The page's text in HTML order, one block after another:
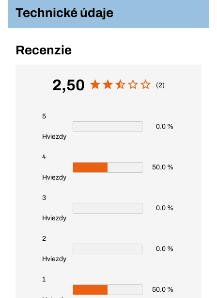
Technické údaje
Recenzie
2,50 (2)
5
Hviezdy
0.0 %
4
Hviezdy
50.0 %
3
Hviezdy
0.0 %
2
Hviezdy
0.0 %
1
50.0 %